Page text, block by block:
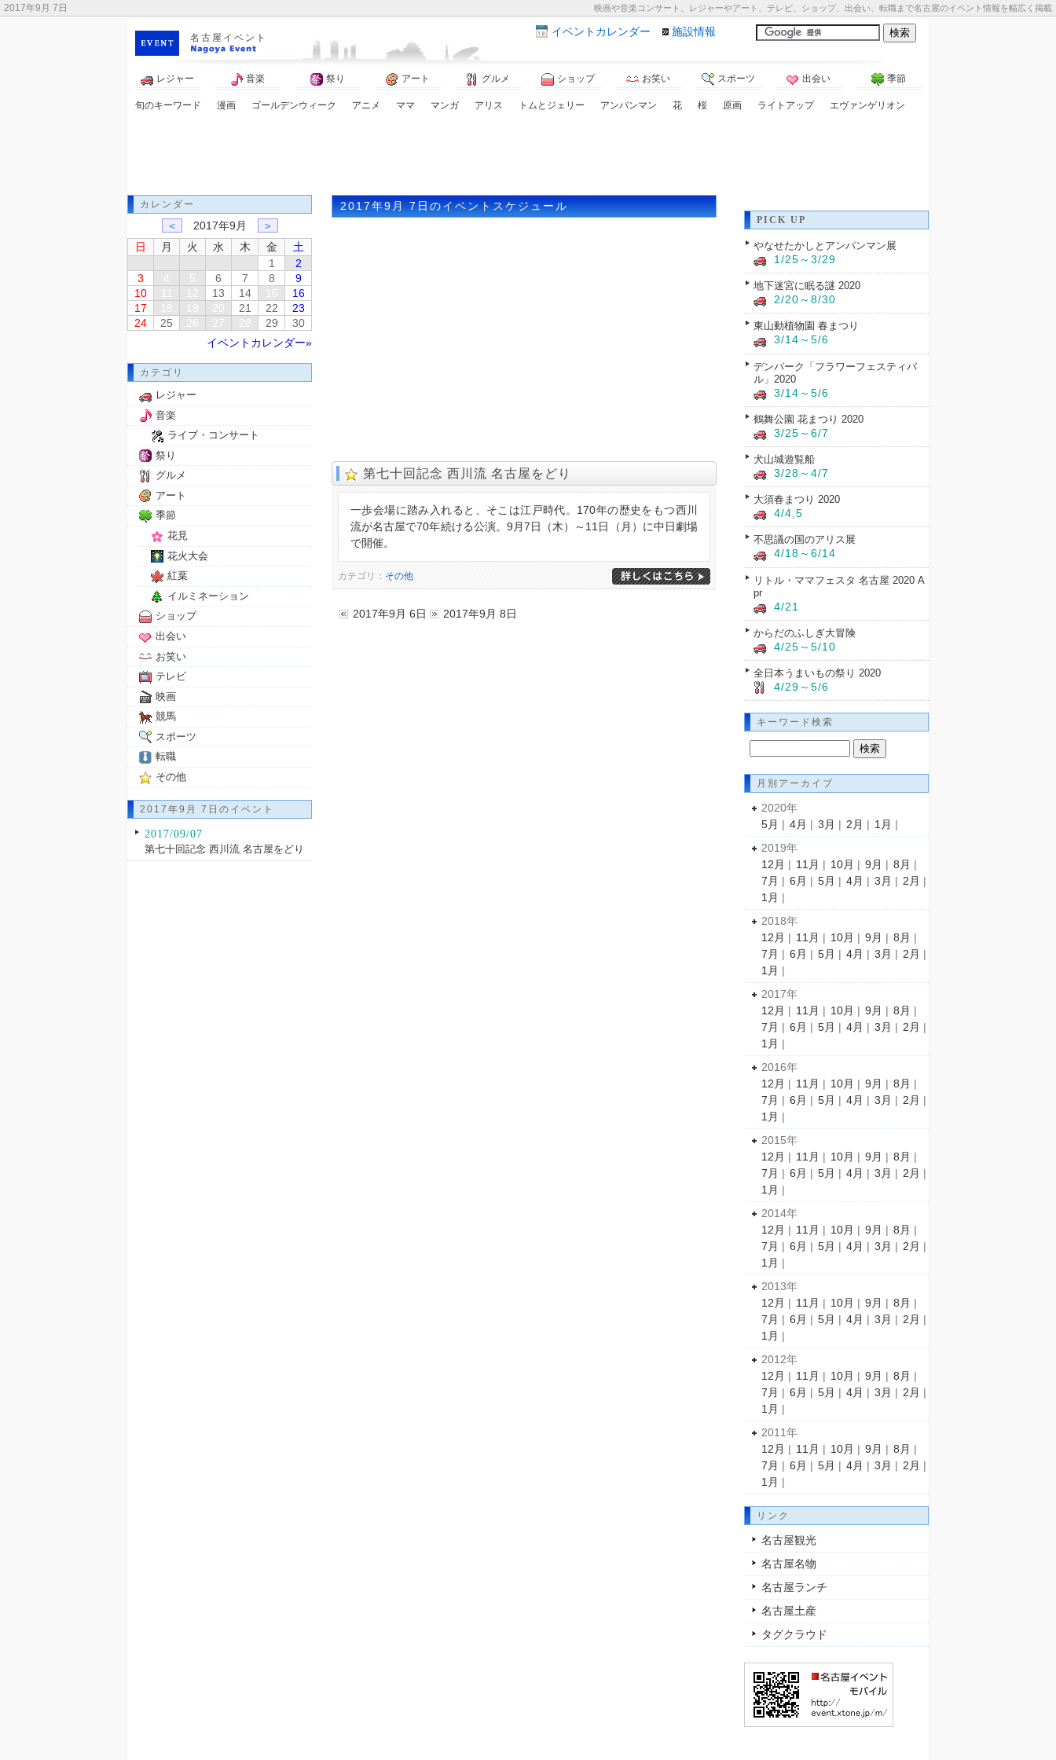
2017年9月 7日 映画や音楽コンサート、レジャーやアート、テレビ、ショップ、出会い、転職まで名古屋のイベント情報を幅広く掲載
名古屋イベント イベント カレンダー 施設情報
レジャー 音楽 祭り アート グルメ ショップ お笑い スポーツ 出会い 季節
旬のキーワード 漫画 ゴールデンウィーク アニメ ママ マンガ アリス トムとジェリー アンパンマン 花 桜 原画 ライトアップ
エヴァンゲリオン
2017年9月 7日のイベントスケジュール
第七十回記念 西川流 名古屋をどり
一歩会場に踏み入れると、そこは江戸時代。170年の歴史をもつ西川
流が名古屋で70年続ける公演。9月7日（木）～11日（月）に中日劇場
で開催。
カテゴリ： その他
2017年9月 6日 2017年9月 8日
カレンダー
＜ 2017年9月
＞
日
月 火 水 木 金
土
1
2
3
4 5 6 7 8
9
10
12 13 14 15
16
17
18 19 20 21 22
23
24
25 26 27 28 29
30
イベントカレンダー»
カテゴリ
レジャー
音楽
ライブ・コンサート
祭り
グルメ
アート
季節
花見
花火大会
紅葉
イルミネーション
ショップ
出会い
お笑い
テレビ
映画
競馬
スポーツ
転職
その他
2017年9月 7日のイベント
2017/09/07
第七十回記念 西川流 名古屋をどり
PICK UP
やなせたかしとアンパンマン展
1/25～3/29
地下迷宮に眠る謎 2020
2/20～8/30
東山動植物園 春まつり
3/14～5/6
デンパーク「フラワーフェスティバ
ル」2020
3/14～5/6
鶴舞公園 花まつり 2020
3/25～6/7
犬山城遊覧船
3/28～4/7
大須春まつり 2020
4/4,5
不思議の国のアリス展
4/18～6/14
リトル・ママフェスタ 名古屋 2020 A
pr
4/21
からだのふしぎ大冒険
4/25～5/10
全日本うまいもの祭り 2020
4/29～5/6
キーワード検索
月別アーカイブ
2020年
5月 | 4月 | 3月 | 2月 | 1月 |
2019年
12月 | 11月 | 10月 | 9月 | 8月 |
7月 | 6月 | 5月 | 4月 | 3月 | 2月 |
1月 |
2018年
12月 | 11月 | 10月 | 9月 | 8月 |
7月 | 6月 | 5月 | 4月 | 3月 | 2月 |
1月 |
2017年
12月 | 11月 | 10月 | 9月 | 8月 |
7月 | 6月 | 5月 | 4月 | 3月 | 2月 |
1月 |
2016年
12月 | 11月 | 10月 | 9月 | 8月 |
7月 | 6月 | 5月 | 4月 | 3月 | 2月 |
1月 |
2015年
12月 | 11月 | 10月 | 9月 | 8月 |
7月 | 6月 | 5月 | 4月 | 3月 | 2月 |
1月 |
2014年
12月 | 11月 | 10月 | 9月 | 8月 |
7月 | 6月 | 5月 | 4月 | 3月 | 2月 |
1月 |
2013年
12月 | 11月 | 10月 | 9月 | 8月 |
7月 | 6月 | 5月 | 4月 | 3月 | 2月 |
1月 |
2012年
12月 | 11月 | 10月 | 9月 | 8月 |
7月 | 6月 | 5月 | 4月 | 3月 | 2月 |
1月 |
2011年
12月 | 11月 | 10月 | 9月 | 8月 |
7月 | 6月 | 5月 | 4月 | 3月 | 2月 |
1月 |
リンク
名古屋観光
名古屋名物
名古屋ランチ
名古屋土産
タグクラウド